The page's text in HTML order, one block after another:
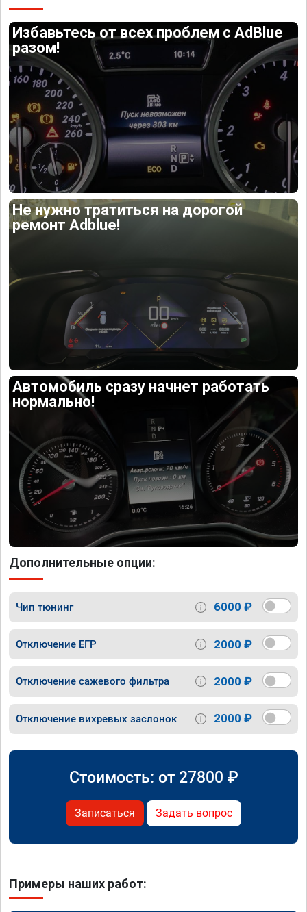
Избавьтесь от всех проблем с AdBlue
разом!
Не нужно тратиться на дорогой
ремонт Adblue!
Автомобиль сразу начнет работать
нормально!
Дополнительные опции:
Чип тюнинг 6000 ₽
Отключение ЕГР 2000 ₽
Отключение сажевого фильтра 2000 ₽
Отключение вихревых заслонок 2000 ₽
Стоимость: от 27800 ₽
Записаться Задать вопрос
Примеры наших работ: